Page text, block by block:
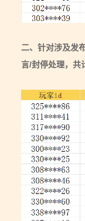
二、针对涉及发
言/封停处理，共